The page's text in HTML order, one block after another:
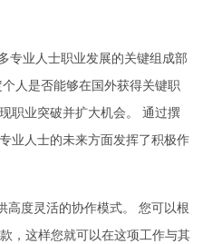
专业人士职业发展的关键组成部
人是否能够在国外获得关键职
职业突破并扩大机会。 通过撰
业人士的未来方面发挥了积极作
高度灵活的协作模式。 您可以根
，这样您就可以在这项工作与其